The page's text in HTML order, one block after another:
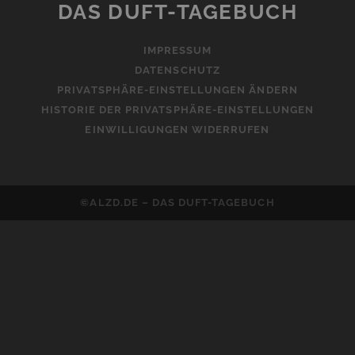
DAS DUFT-TAGEBUCH
IMPRESSUM
DATENSCHUTZ
PRIVATSPHÄRE-EINSTELLUNGEN ÄNDERN
HISTORIE DER PRIVATSPHÄRE-EINSTELLUNGEN
EINWILLIGUNGEN WIDERRUFEN
©ALZD.DE – DAS DUFT-TAGEBUCH